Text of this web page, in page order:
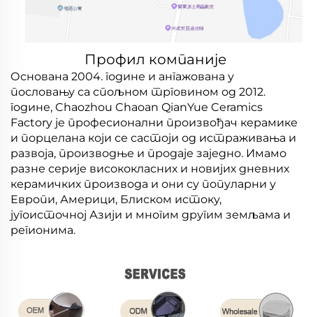
Профил компаније
Основана 2004. године и ангажована у
пословању са спољном трговином од 2012.
године, Chaozhou Chaoan QianYue Ceramics
Factory је професионални произвођач керамике
и порцелана који се састоји од истраживања и
развоја, производње и продаје заједно. Имамо
разне серије висококласних и новијих дневних
керамичких производа и они су популарни у
Европи, Америци, Блиском истоку,
југоисточној Азији и многим другим земљама и
регионима.